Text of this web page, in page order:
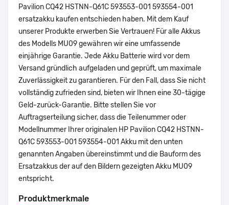
Pavilion CQ42 HSTNN-Q61C 593553-001 593554-001
ersatzakku kaufen entschieden haben. Mit dem Kauf
unserer Produkte erwerben Sie Vertrauen! Für alle Akkus
des Modells MU09 gewähren wir eine umfassende
einjährige Garantie. Jede Akku Batterie wird vor dem
Versand gründlich aufgeladen und geprüft, um maximale
Zuverlässigkeit zu garantieren. Für den Fall, dass Sie nicht
vollständig zufrieden sind, bieten wir Ihnen eine 30-tägige
Geld-zurück-Garantie. Bitte stellen Sie vor
Auftragserteilung sicher, dass die Teilenummer oder
Modellnummer Ihrer originalen HP Pavilion CQ42 HSTNN-
Q61C 593553-001 593554-001 Akku mit den unten
genannten Angaben übereinstimmt und die Bauform des
Ersatzakkus der auf den Bildern gezeigten Akku MU09
entspricht.
Produktmerkmale